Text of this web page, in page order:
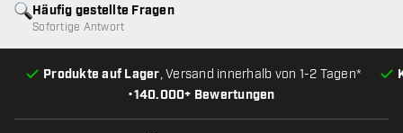
•140.000+ Bewertungen
Produkte auf Lager, Versand innerhalb von 1-2 Tagen*
Häufig gestellte Fragen
Sofortige Antwort